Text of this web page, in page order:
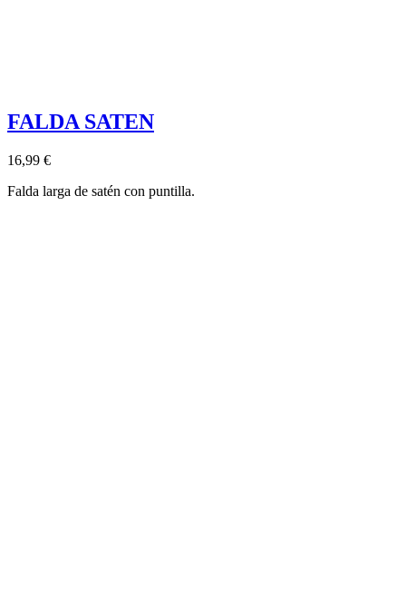
FALDA SATEN
16,99 €
Falda larga de satén con puntilla.